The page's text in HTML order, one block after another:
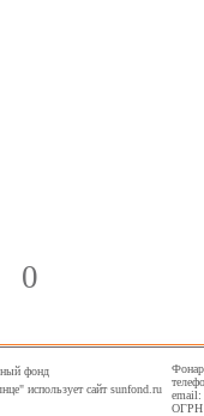
0
фонд
использует сайт sunfond.ru
email:
ОГРН